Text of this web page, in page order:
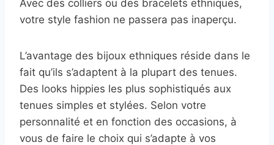
Avec des colliers ou des bracelets ethniques,
votre style fashion ne passera pas inaperçu.
L’avantage des bijoux ethniques réside dans le
fait qu’ils s’adaptent à la plupart des tenues.
Des looks hippies les plus sophistiqués aux
tenues simples et stylées. Selon votre
personnalité et en fonction des occasions, à
vous de faire le choix qui s’adapte à vos